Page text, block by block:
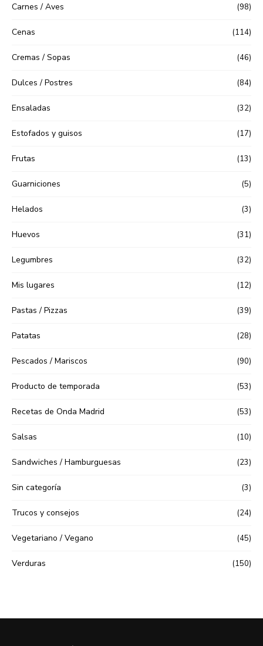
Carnes / Aves (98)
Cenas (114)
Cremas / Sopas (46)
Dulces / Postres (84)
Ensaladas (32)
Estofados y guisos (17)
Frutas (13)
Guarniciones (5)
Helados (3)
Huevos (31)
Legumbres (32)
Mis lugares (12)
Pastas / Pizzas (39)
Patatas (28)
Pescados / Mariscos (90)
Producto de temporada (53)
Recetas de Onda Madrid (53)
Salsas (10)
Sandwiches / Hamburguesas (23)
Sin categoría (3)
Trucos y consejos (24)
Vegetariano / Vegano (45)
Verduras (150)